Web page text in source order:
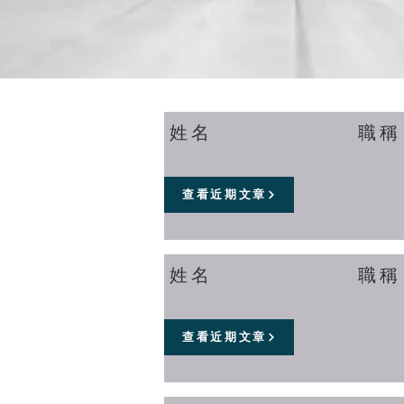
姓名 職稱
查看近期文章
姓名 職稱
查看近期文章